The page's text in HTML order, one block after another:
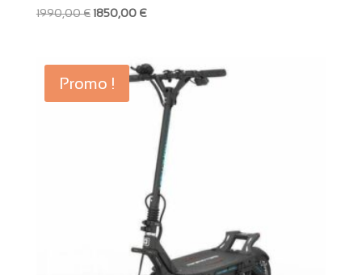
1990,00€ Le
était :
1990,00 €.
1850,00 €Le
est :
1850,00 €.
Promo !